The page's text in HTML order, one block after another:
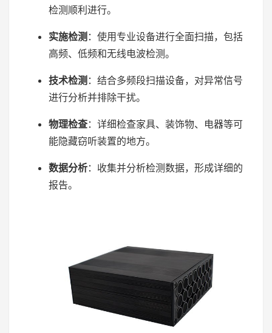
检测顺利进行。
实施检测 ：使用专业设备进行全面扫描，包括
高频、低频和无线电波检测。
技术检测 ：结合多频段扫描设备，对异常信号
进行分析并排除干扰。
物理检查：详细检查家具、装饰物、电器等可
能隐藏窃听装置的地方。
数据分析：收集并分析检测数据，形成详细的
报告。